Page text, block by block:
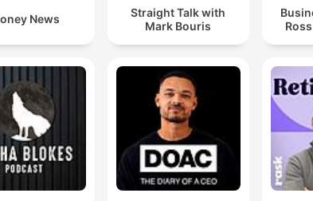
News
Straight Talk with
Mark Bouris